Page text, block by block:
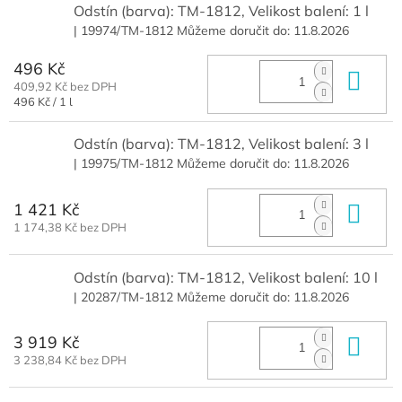
Odstín (barva): TM-1812, Velikost balení: 1 l
| 19974/TM-1812 Můžeme doručit do: 11.8.2026
496 Kč
409,92 Kč bez DPH
Měrná
496 Kč / 1 l
Odstín (barva): TM-1812, Velikost balení: 3 l
| 19975/TM-1812 Můžeme doručit do: 11.8.2026
1 421 Kč
1 174,38 Kč bez DPH
Odstín (barva): TM-1812, Velikost balení: 10 l
| 20287/TM-1812 Můžeme doručit do: 11.8.2026
3 919 Kč
3 238,84 Kč bez DPH